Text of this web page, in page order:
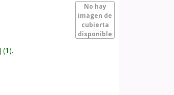
No hay
imagen de
cubierta
disponible
(1).